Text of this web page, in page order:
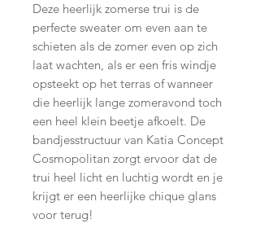
Deze heerlijk zomerse trui is de
perfecte sweater om even aan te
schieten als de zomer even op zich
laat wachten, als er een fris windje
opsteekt op het terras of wanneer
die heerlijk lange zomeravond toch
een heel klein beetje afkoelt. De
bandjesstructuur van Katia Concept
Cosmopolitan zorgt ervoor dat de
trui heel licht en luchtig wordt en je
krijgt er een heerlijke chique glans
voor terug!